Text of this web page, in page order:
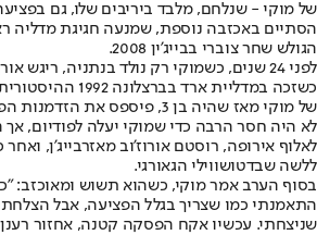
של מוקי - שנלחם, מלבד ביריבים שלו, גם
הסתיים באכזבה נוספת, שמנעה חגיגת מדליה
הגולש שחר צוברי בבייג'ין 2008.
לפני 24 שנים, כשמוקי רק נולד בנתניה,
כשזכה במדליית ארד
של מוקי מאז שהיה בן 3, פיספס את הזדמנות הפז לסגור מעגל עם חניכו.
לא היה חסר הרבה כדי שמוקי יעלה לפודיום,
לאלוף אירופה, רוסטם אורוז'וב מאזרבייג'ן,
ללשה שבדטושווילי הגאורגי.
בסוף הערב אמר מוקי, כשהוא תשוש ומאוכזב:
התאמנתי כמו שצריך בגלל הפציעה, אבל
שניצחתי. עכשיו אקח הפסקה קטנה, אחזור